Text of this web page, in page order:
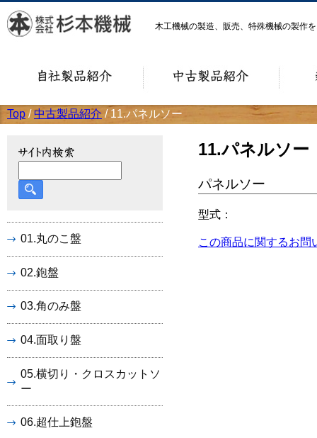
木工機械の製造、販売、特殊機械の製作
Top /中古製品紹介 / 11.パネルソー
11.パネルソー
パネルソー
型式：
この商品に関するお問
01.丸のこ盤
02.鉋盤
03.角のみ盤
04.面取り盤
05.横切り・クロスカットソ
ー
06.超仕上鉋盤